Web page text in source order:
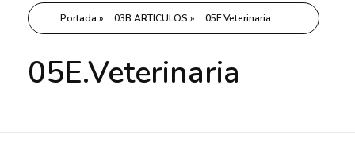
Portada » 03B.ARTICULOS » 05E.Veterinaria
05E.Veterinaria